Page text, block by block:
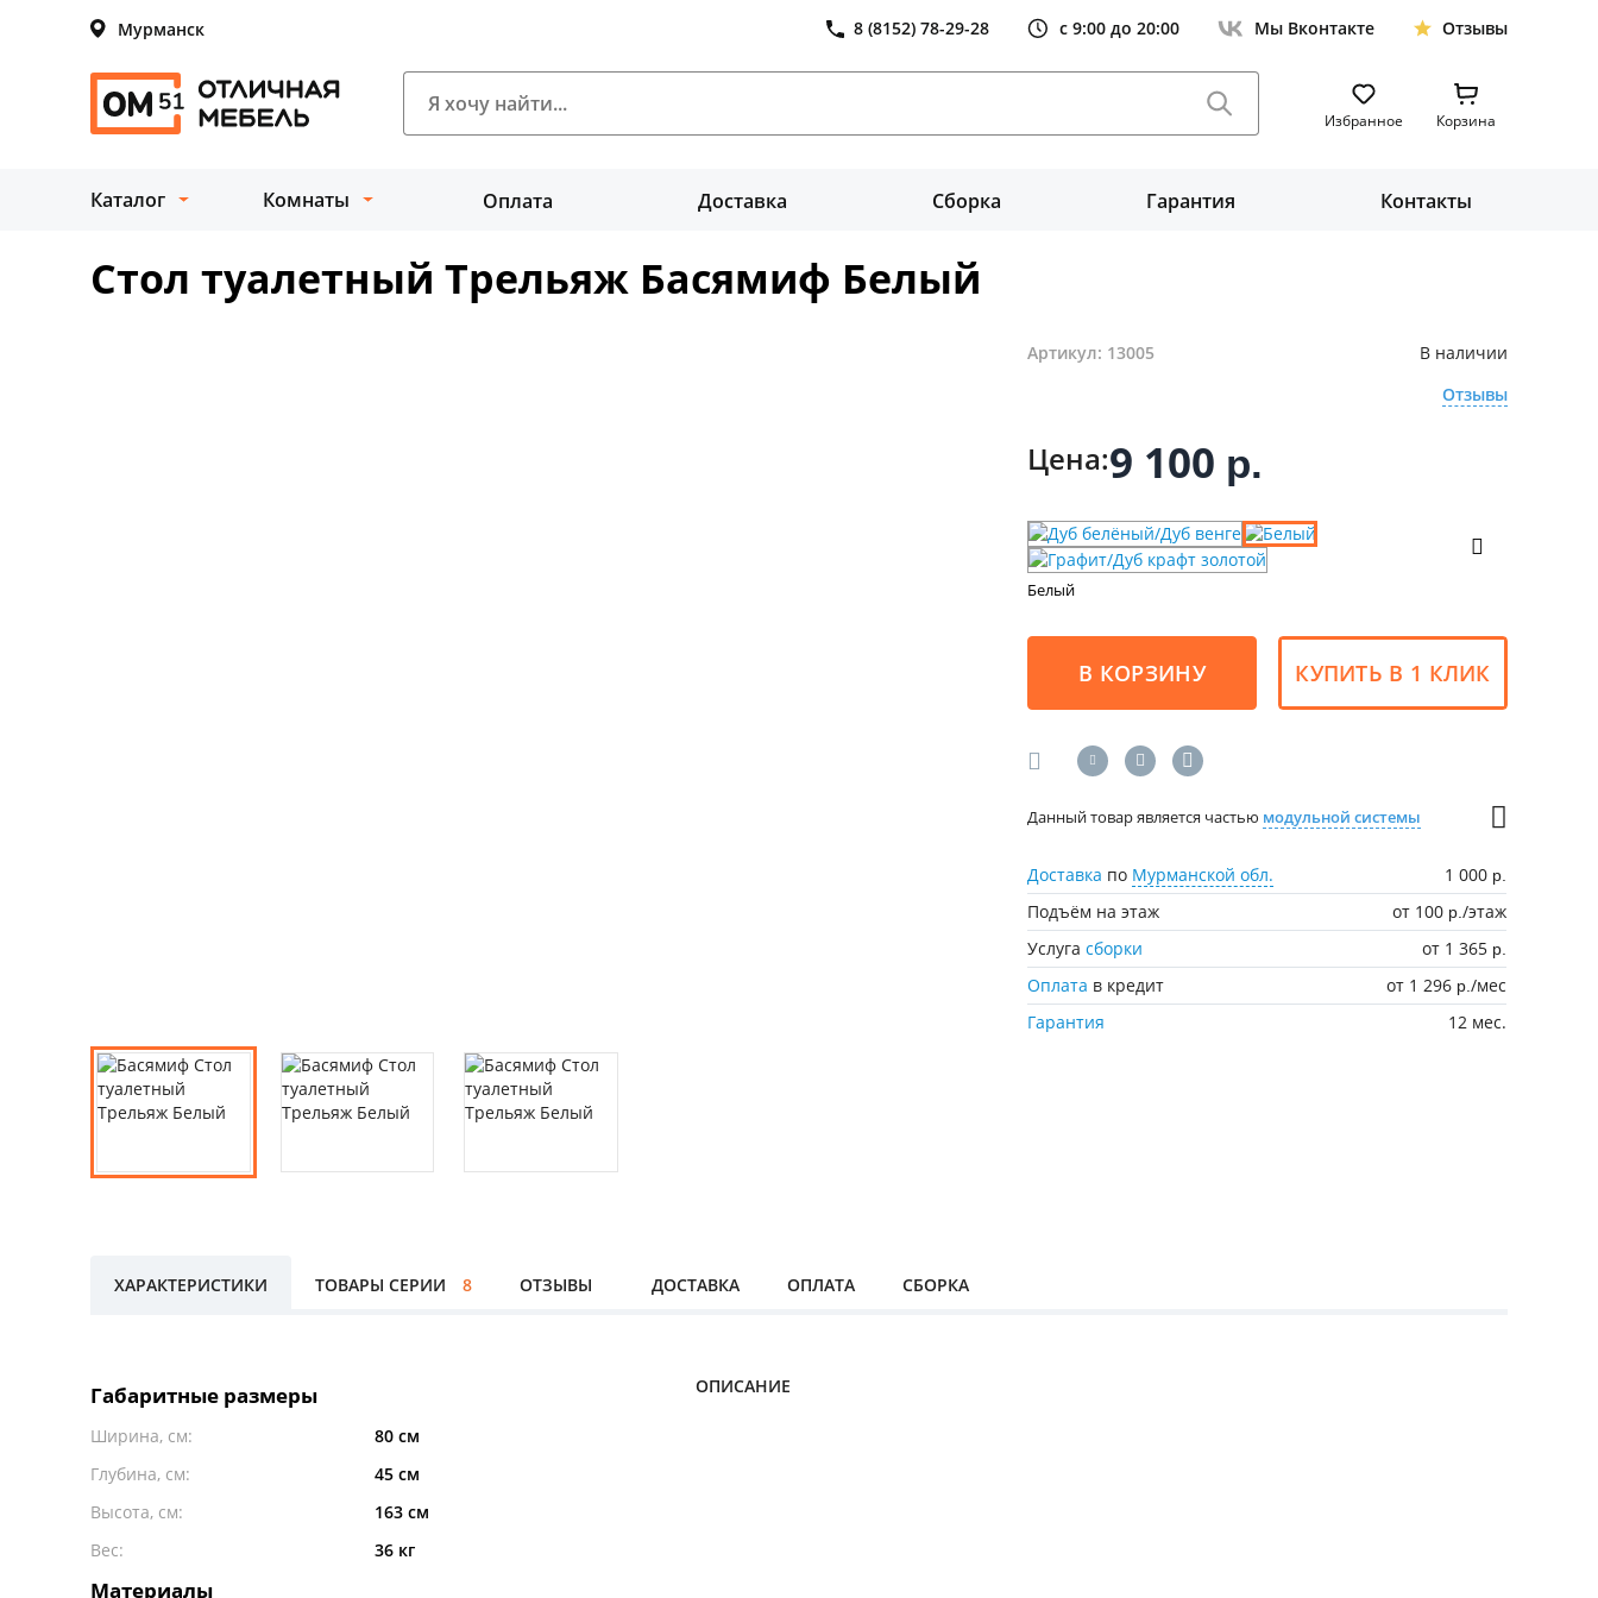
Мурманск 8 (8152) 78-29-28 с 9:00 до 20:00 Мы Вконтакте Отзывы
Избранное Корзина
Каталог Комнаты Оплата Доставка Сборка Гарантия Контакты
Стол туалетный Трельяж Басямиф Белый
Артикул: 13005
В наличии
Отзывы
Цена:9 100 р.
Белый
В КОРЗИНУ КУПИТЬ В 1 КЛИК
Данный товар является частью модульной системы
Доставка по Мурманской обл. 1 000 р.
Подъём на этаж от 100 р./этаж
Услугасборки от 1 365 р.
Оплата в кредит от 1 296 р./мес
Гарантия
12 мес.
ХАРАКТЕРИСТИКИ ТОВАРЫ СЕРИИ 8 ОТЗЫВЫ ДОСТАВКА ОПЛАТА СБОРКА
Габаритные размеры
Ширина, см:
80 см
Глубина, см:
45 см
Высота, см:
163 см
Вес:
36 кг
Материалы
ОПИСАНИЕ